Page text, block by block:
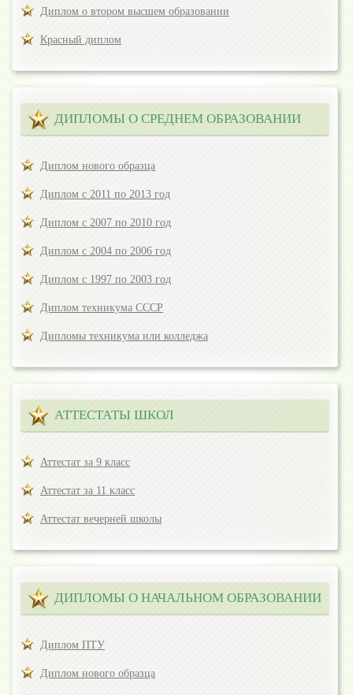
Диплом о втором высшем образовании
Красный диплом
ДИПЛОМЫ О СРЕДНЕМ ОБРАЗОВАНИИ
Диплом нового образца
Диплом с 2011 по 2013 год
Диплом с 2007 по 2010 год
Диплом с 2004 по 2006 год
Диплом с 1997 по 2003 год
Диплом техникума СССР
Дипломы техникума или колледжа
АТТЕСТАТЫ ШКОЛ
Аттестат за 9 класс
Аттестат за 11 класс
Аттестат вечерней школы
ДИПЛОМЫ О НАЧАЛЬНОМ ОБРАЗОВАНИИ
Диплом ПТУ
Диплом нового образца